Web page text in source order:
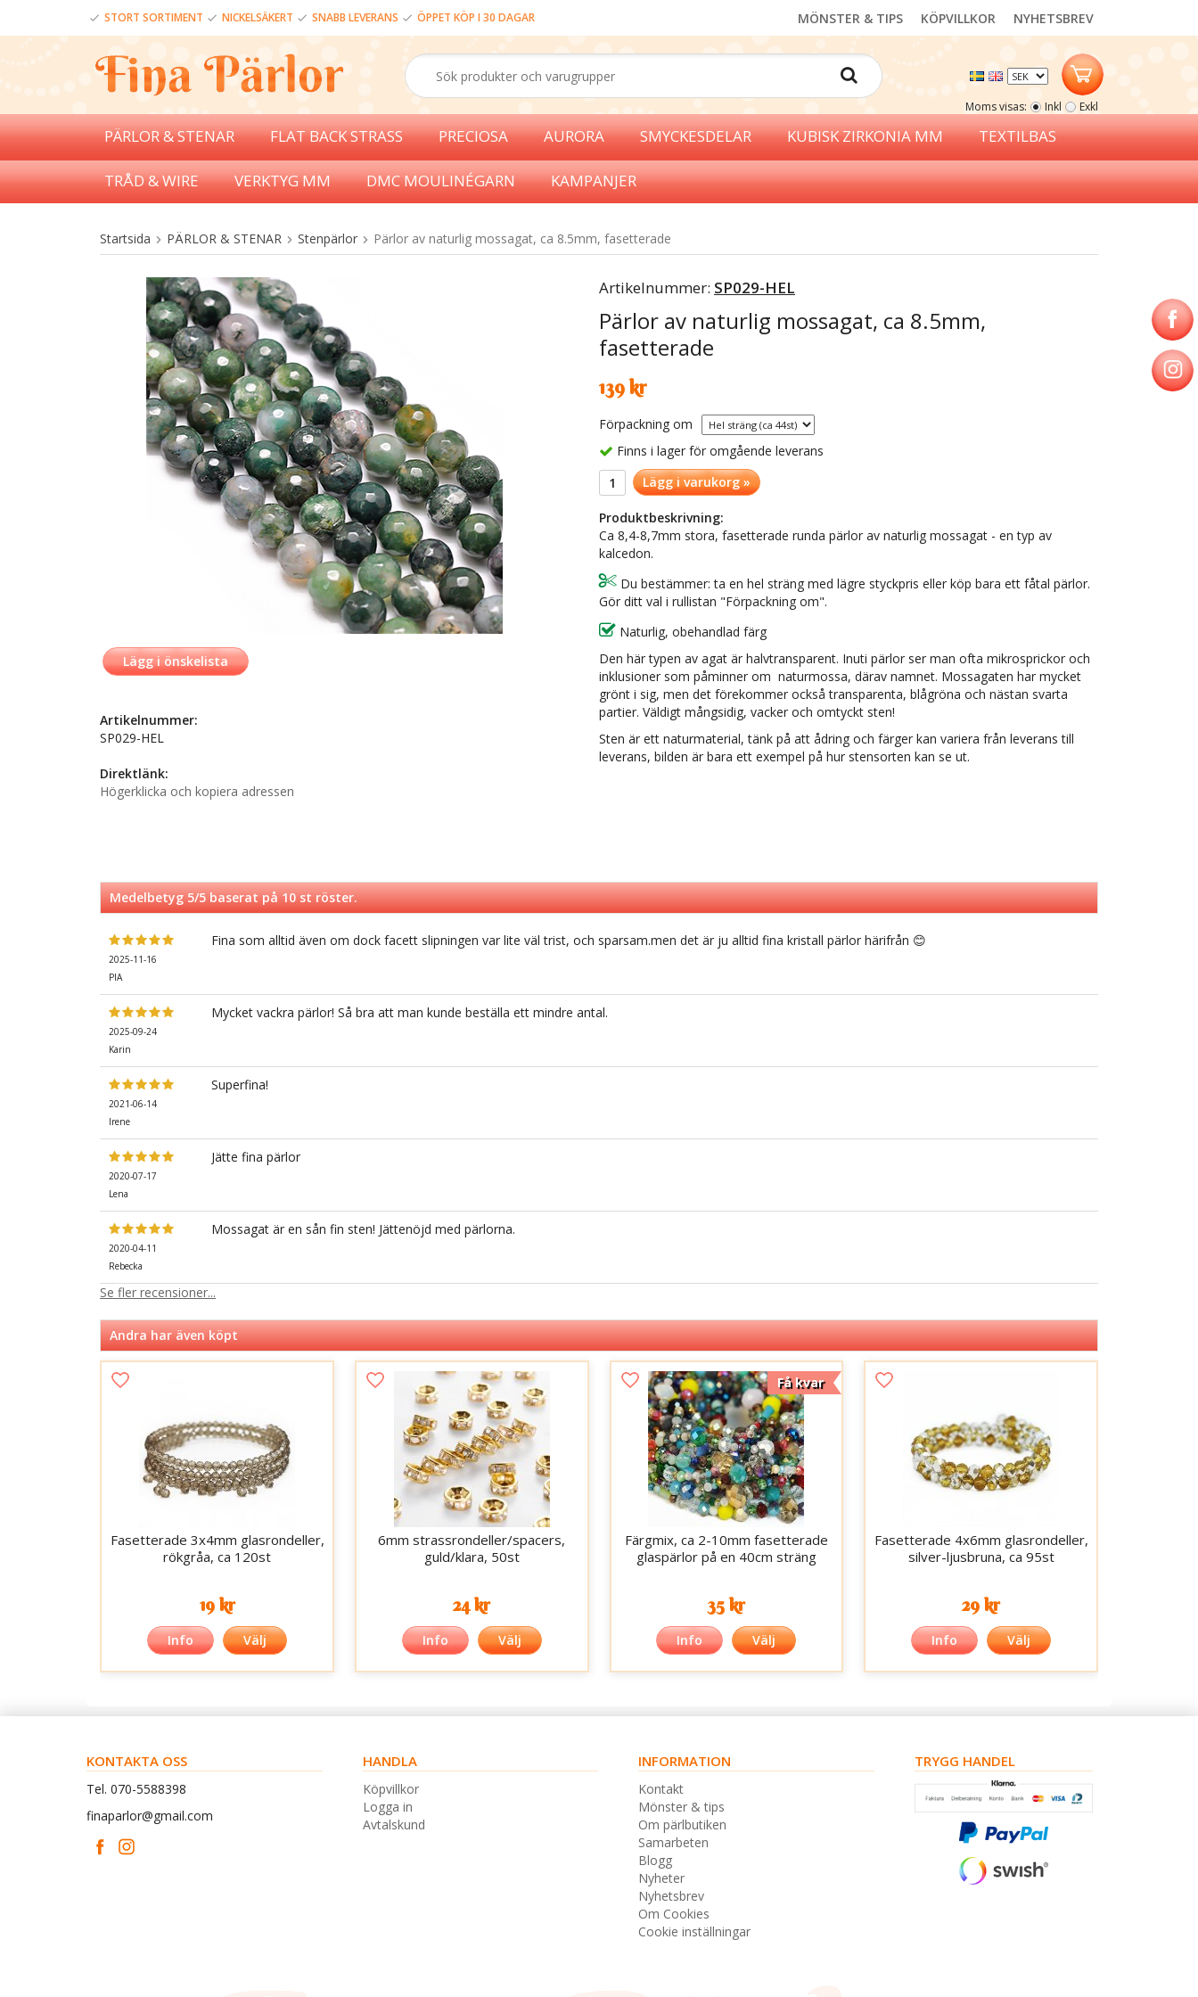
STORT SORTIMENT NICKELSÄKERT SNABB LEVERANS ÖPPET KÖP I 30 DAGAR NYHETSBREV
KÖPVILLKOR
MÖNSTER & TIPS
Moms visas: Inkl Exkl
PÄRLOR & STENAR FLAT BACK STRASS PRECIOSA AURORA SMYCKESDELAR KUBISK ZIRKONIA MM TEXTILBAS
TRÅD & WIRE VERKTYG MM DMC MOULINÉGARN KAMPANJER
Startsida PÄRLOR & STENAR Stenpärlor Pärlor av naturlig mossagat, ca 8.5mm, fasetterade
Artikelnummer: SP029-HEL
Pärlor av naturlig mossagat, ca 8.5mm,
fasetterade
139 kr
Förpackning om
Finns i lager för omgående leverans
Lägg i varukorg »
Produktbeskrivning:
Ca 8,4-8,7mm stora, fasetterade runda pärlor av naturlig mossagat - en typ av
kalcedon.
Du bestämmer: ta en hel sträng med lägre styckpris eller köp bara ett fåtal pärlor.
Gör ditt val i rullistan "Förpackning om".
Naturlig, obehandlad färg
Den här typen av agat är halvtransparent. Inuti pärlor ser man ofta mikrosprickor och
inklusioner som påminner om naturmossa, därav namnet. Mossagaten har mycket
grönt i sig, men det förekommer också transparenta, blågröna och nästan svarta
partier. Väldigt mångsidig, vacker och omtyckt sten!
Sten är ett naturmaterial, tänk på att ådring och färger kan variera från leverans till
leverans, bilden är bara ett exempel på hur stensorten kan se ut.
Lägg i önskelista
Artikelnummer:
SP029-HEL
Direktlänk:
Högerklicka och kopiera adressen
Medelbetyg5/5 baserat på10st röster.
2025-11-16
PIA
Fina som alltid även om dock facett slipningen var lite väl trist, och sparsam.men det är ju alltid fina kristall pärlor härifrån 😊
2025-09-24
Karin
Mycket vackra pärlor! Så bra att man kunde beställa ett mindre antal.
2021-06-14
Irene
Superfina!
2020-07-17
Lena
Jätte fina pärlor
2020-04-11
Rebecka
Mossagat är en sån fin sten! Jättenöjd med pärlorna.
Se fler recensioner...
Andra har även köpt
Fasetterade 3x4mm glasrondeller,
rökgråa, ca 120st
19 kr
Info Välj
6mm strassrondeller/spacers,
guld/klara, 50st
24 kr
Info Välj
Få kvar
Färgmix, ca 2-10mm fasetterade
glaspärlor på en 40cm sträng
35 kr
Info Välj
Fasetterade 4x6mm glasrondeller,
silver-ljusbruna, ca 95st
29 kr
Info Välj
KONTAKTA OSS
Tel. 070-5588398
finaparlor@gmail.com
HANDLA
Köpvillkor
Logga in
Avtalskund
INFORMATION
Kontakt
Mönster & tips
Om pärlbutiken
Samarbeten
Blogg
Nyheter
Nyhetsbrev
Om Cookies
Cookie inställningar
TRYGG HANDEL